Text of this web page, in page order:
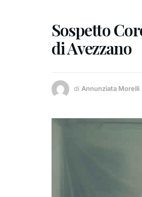
Sospetto
di Avezzano
di Annunziata Morelli